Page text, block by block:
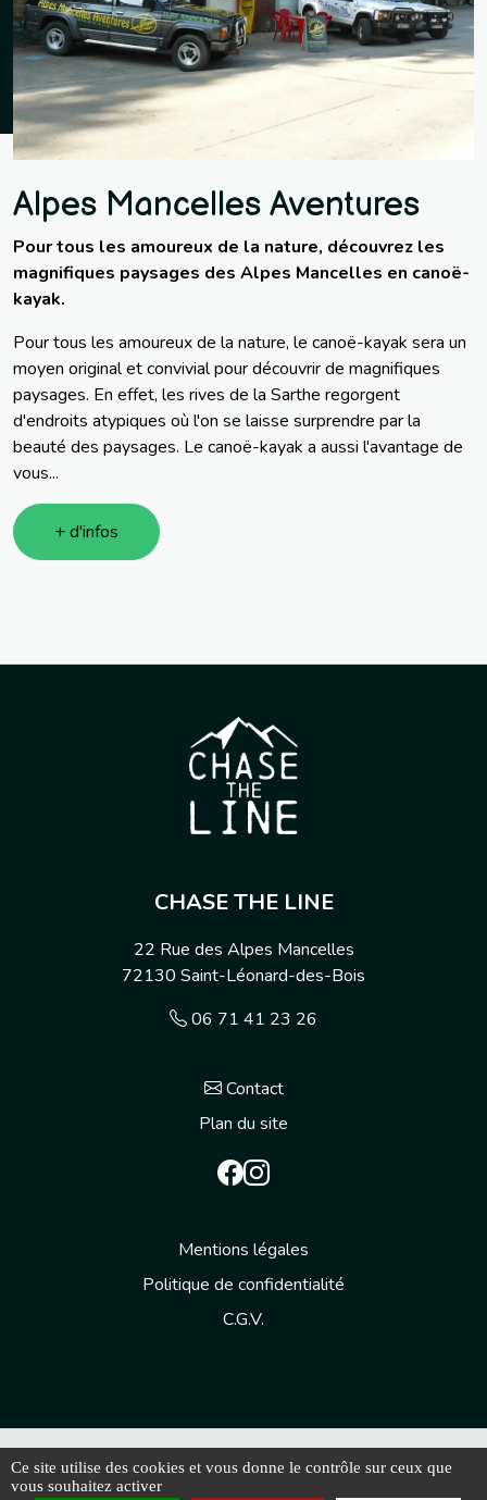
Alpes Mancelles Aventures
Pour tous les amoureux de la nature, découvrez les
magnifiques paysages des Alpes Mancelles en canoë-
kayak.
Pour tous les amoureux de la nature, le canoë-kayak sera un
moyen original et convivial pour découvrir de magnifiques
paysages. En effet, les rives de la Sarthe regorgent
d'endroits atypiques où l'on se laisse surprendre par la
beauté des paysages. Le canoë-kayak a aussi l'avantage de
vous...
+ d'infos
CHASE THE LINE
22 Rue des Alpes Mancelles
72130 Saint-Léonard-des-Bois
06 71 41 23 26
Contact
Plan du site
Mentions légales
Politique de confidentialité
C.G.V.
© 2026 AERIALGROUP - Tous droits réservés
Les photos sont des propriétés intellectuelles, toute
Ce site utilise des cookies et vous donne le contrôle sur ceux que
vous souhaitez activer